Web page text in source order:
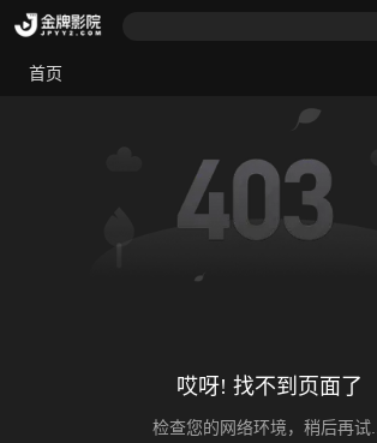
首页
哎呀! 找不到页面了
检查您的网络环境，稍后再试...